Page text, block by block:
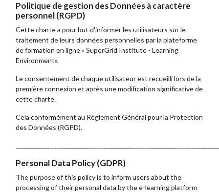
Politique de gestion des Données à caractère
personnel (RGPD)
Cette charte a pour but d'informer les utilisateurs sur le
traitement de leurs données personnelles par la plateforme
de formation en ligne « SuperGrid Institute - Learning
Environment».
Le consentement de chaque utilisateur est recueilli lors de la
première connexion et après une modification significative de
cette charte.
Cela conformément au Règlement Général pour la Protection
des Données (RGPD).
Personal Data Policy (GDPR)
The purpose of this policy is to inform users about the
processing of their personal data by the e-learning platform